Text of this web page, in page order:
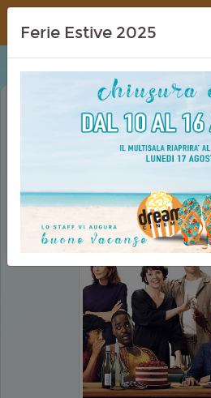
Dream Cinema
I ROSES (THE ROSES)
Ferie Estive 2025